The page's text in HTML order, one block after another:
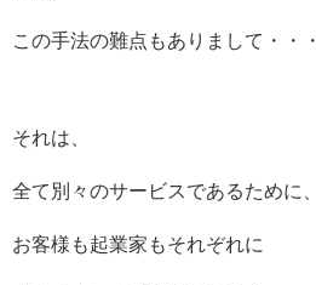
この手法の難点もありまして・・・
それは、
全て別々のサービスであるために、
お客様も起業家もそれぞれに